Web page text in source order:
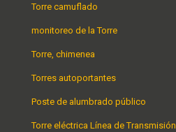
Torre camuflado
monitoreo de la Torre
Torre, chimenea
Torres autoportantes
Poste de alumbrado público
Torre eléctrica Línea de Transmisión